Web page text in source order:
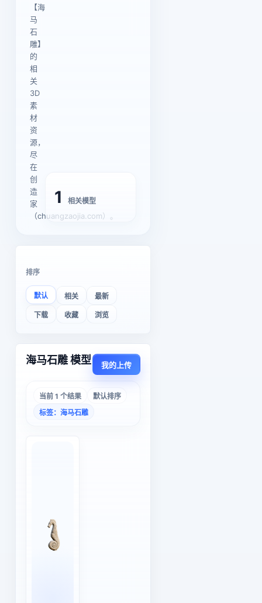
【海
马
石
雕】
的
相
关
3D
素
材
资
源，
尽
在
创
造
家
（chuangzaojia.com）。
1 相关模型
排序
默认 相关 最新
下载 收藏 浏览
海马石雕 模型 我的上传
当前 1 个结果
默认排序
标签：海马石雕